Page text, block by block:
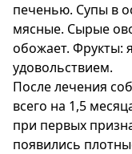
печенью. Супы в
мясные. Сырые
обожает. Фрукты:
удовольствием.
После лечения
всего на 1,5
при первых
появились